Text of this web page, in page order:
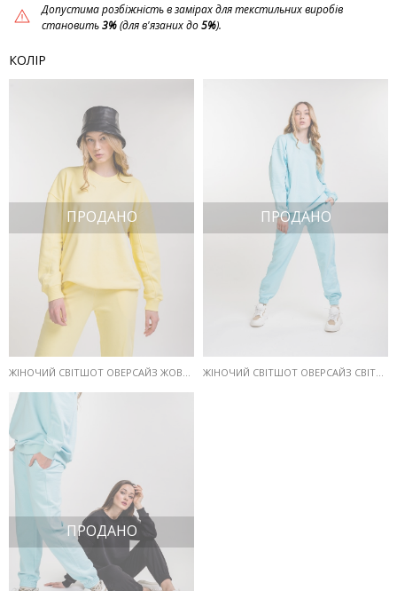
Допустима розбіжність в замірах для текстильних виробів
становить3%(для в'язаних до5%).
КОЛІР
ПРОДАНО ПРОДАНО
ПРОДАНО